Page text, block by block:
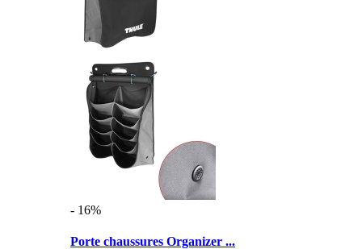
- 16%
Porte chaussures Organizer ...